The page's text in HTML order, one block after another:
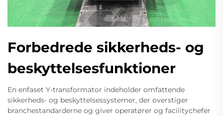
Forbedrede sikkerheds- og
beskyttelsesfunktioner
En enfaset Y-transformator indeholder omfattende
sikkerheds- og beskyttelsessystemer, der overstiger
branchestandarderne og giver operatører og facilitychefer